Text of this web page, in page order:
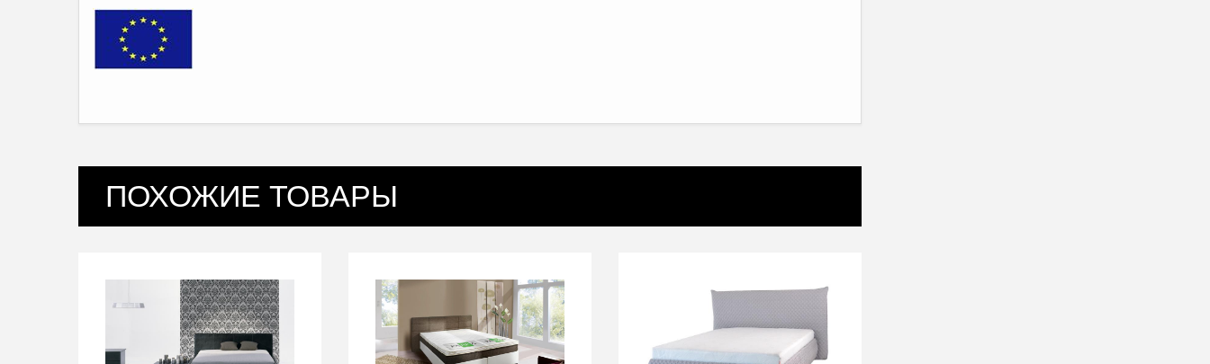
ПОХОЖИЕ ТОВАРЫ